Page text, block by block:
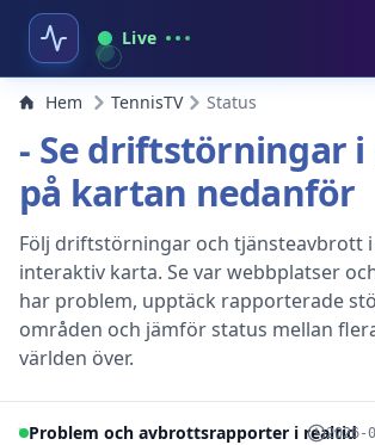
Live
Hem TennisTV Status
- Se driftstörningar
på kartan nedanför
Följ driftstörningar och tjänsteavbrott
interaktiv karta. Se var webbplatser
har problem, upptäck rapporterade
områden och jämför status mellan
världen över.
Problem och avbrottsrapporter i realtid
2026-